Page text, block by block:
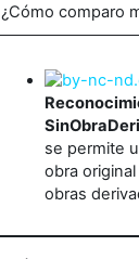
¿Cómo comparo
se permite
obra
obras